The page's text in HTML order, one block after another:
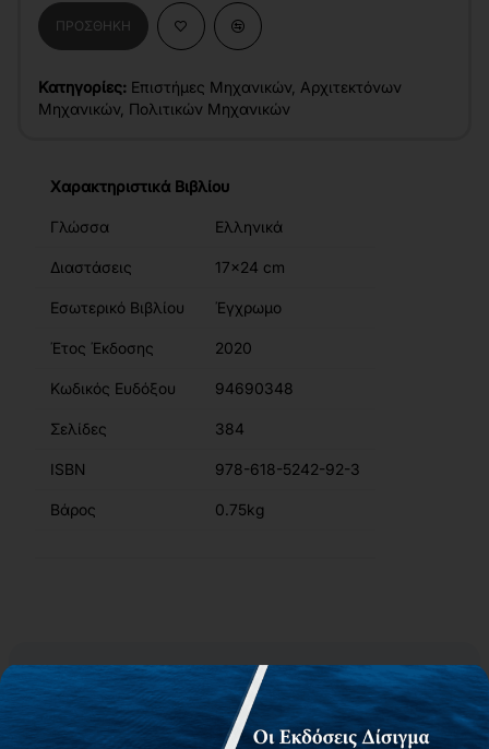
ΠΡΟΣΘΉΚΗ
Κατηγορίες: Επιστήμες Μηχανικών Αρχιτεκτόνων
Μηχανικών Πολιτικών Μηχανικών
Χαρακτηριστικά Βιβλίου
Γλώσσα Ελληνικά
Διαστάσεις 17x24 cm
Εσωτερικό Βιβλίου Έγχρωμο
Έτος Έκδοσης 2020
Κωδικός Ευδόξου 94690348
Σελίδες 384
ISBN 978-618-5242-92-3
Βάρος 0.75kg
Περιγραφή Περιεχόμενα Συγγραφείς
Αίτημα για δωρεάν αντίτυπο